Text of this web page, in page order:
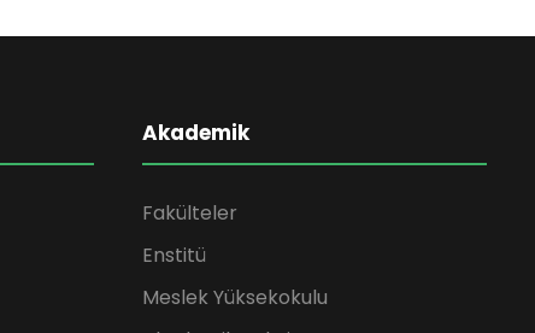
Akademik
Fakülteler
Enstitü
Meslek Yüksekokulu